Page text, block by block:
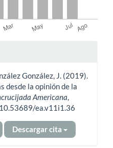
González, J. (2019).
desde la opinión de la
Americana,
ea.v11i1.36
Descargar cita